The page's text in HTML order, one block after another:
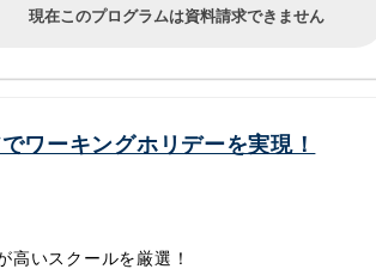
現在このプログラムは資料請求できません
ワーキングホリデーを実現！
高いスクールを厳選！